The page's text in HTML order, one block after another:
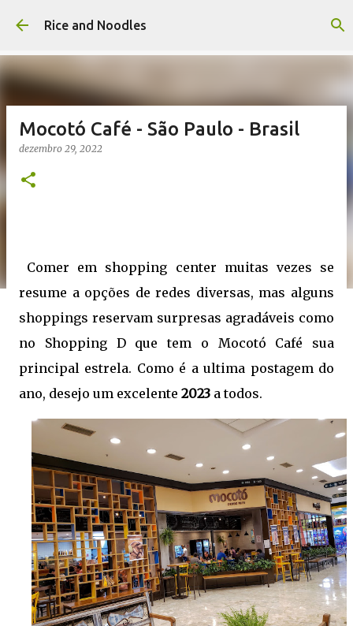
Pular para o conteúdo principal
Rice and Noodles
Mocotó Café - São Paulo - Brasil
dezembro 29, 2022
Comer em shopping center muitas vezes se
resume a opções de redes diversas, mas alguns
shoppings reservam surpresas agradáveis como
no Shopping D que tem o Mocotó Café sua
principal estrela. Como é a ultima postagem do
ano, desejo um excelente 2023 a todos.